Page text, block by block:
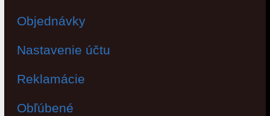
Objednávky
Nastavenie účtu
Reklamácie
Obľúbené